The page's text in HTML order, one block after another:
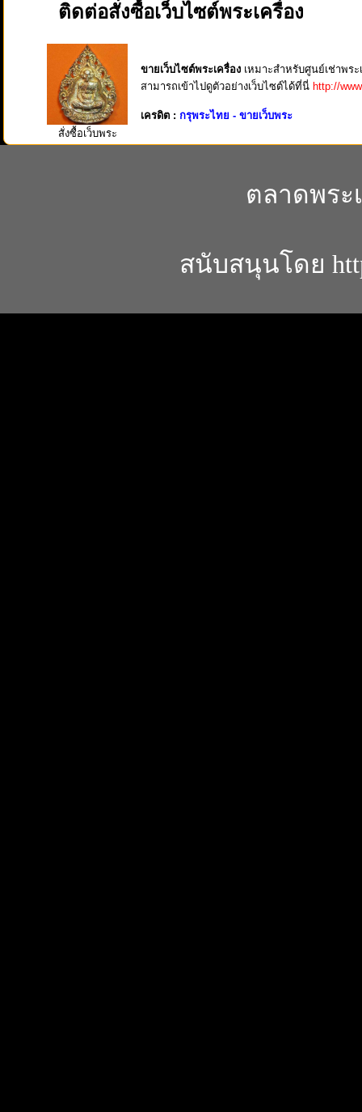
ติดต่อสั่งซื้อเว็บไซต์พระเครื่อง
สั่งซื้อเว็บพระ
ขายเว็บไซต์พระเครื่อง เหมาะสำหรับศูนย์เช่าพระ
สามารถเข้าไปดูตัวอย่างเว็บไซต์ได้ที่นี่ http://
เครดิต : กรุพระไทย - ขายเว็บพระ
ตลาดพระ
สนับสนุนโดย